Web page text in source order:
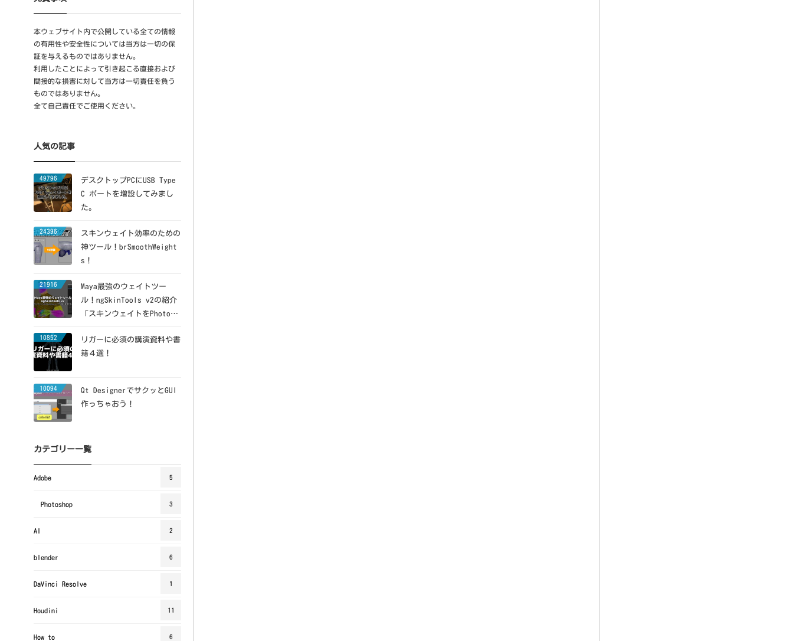
本ウェブサイト内で公開している全ての情報
の有用性や安全性については当方は一切の保
証を与えるものではありません。
利用したことによって引き起こる直接および
間接的な損害に対して当方は一切責任を負う
ものではありません。
全て自己責任でご使用ください。
人気の記事
49796
デスクトップPCにUSB Type
C ポートを増設してみまし
た。
24396
スキンウェイト効率のための
神ツール！brSmoothWeight
s！
21916
Maya最強のウェイトツー
ル！ngSkinTools v2の紹介
「スキンウェイトをPhotosh
10852
リガーに必須の講演資料や書
籍４選！
10094
Qt DesignerでサクッとGUI
作っちゃおう！
カテゴリー一覧
Adobe 5
Photoshop 3
AI 2
blender 6
DaVinci Resolve 1
Houdini 11
How to 6